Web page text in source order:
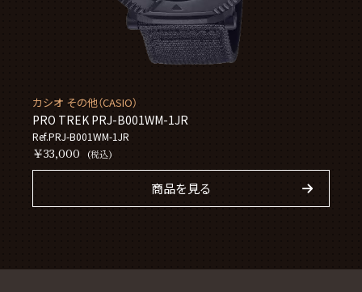
カシオ その他（CASIO）
PRO TREK PRJ-B001WM-1JR
Ref.PRJ-B001WM-1JR
￥33,000 (税込)
商品を見る